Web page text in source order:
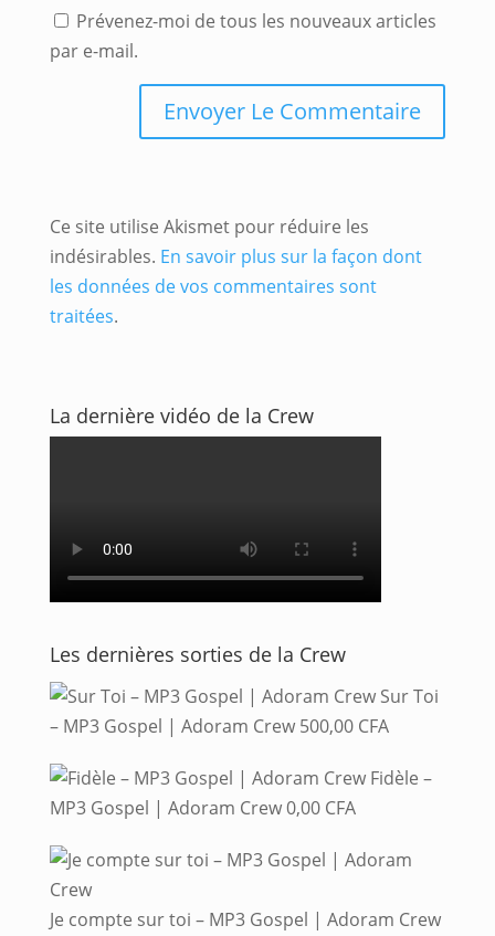
Prévenez-moi de tous les nouveaux articles
par e-mail.
Ce site utilise Akismet pour réduire les
indésirables. En savoir plus sur la façon dont
les données de vos commentaires sont
traitées.
La dernière vidéo de la Crew
Les dernières sorties de la Crew
Sur Toi
– MP3 Gospel | Adoram Crew 500,00 CFA
Fidèle –
MP3 Gospel | Adoram Crew0,00 CFA
Je compte sur toi – MP3 Gospel | Adoram Crew